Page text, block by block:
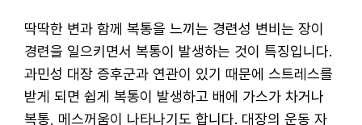
딱딱한 변과 함께 복통을 느끼는 경련성 변비는 장이
경련을 일으키면서 복통이 발생하는 것이 특징입니다.
과민성 대장 증후군과 연관이 있기 때문에 스트레스를
받게 되면 쉽게 복통이 발생하고 배에 가스가 차거나
복통, 메스꺼움이 나타나기도 합니다. 대장의 운동 자